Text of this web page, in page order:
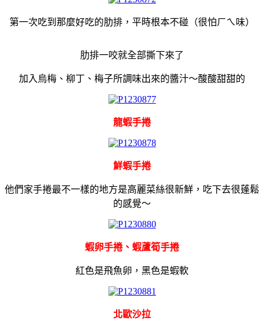
第一次吃到那麼好吃的肋排，平時根本不碰（很怕ㄏㄟ味）
肋排一咬就全部撕下來了
加入烏梅、柳丁、梅子所調味出來的醬汁～酸酸甜甜的
龍蝦手捲
鮮蝦手捲
他們家手捲最不一樣的地方是高麗菜絲很新鮮，吃下去很蓬鬆
的感覺～
蝦卵手捲、蝦蘆筍手捲
紅色是飛魚卵，黑色是蝦軟
北歐沙拉